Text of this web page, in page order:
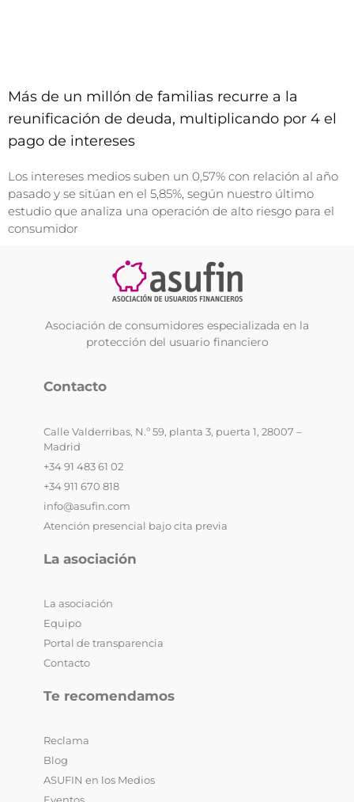
Más de un millón de familias recurre a la
reunificación de deuda, multiplicando por 4 el
pago de intereses
Los intereses medios suben un 0,57% con relación al año
pasado y se sitúan en el 5,85%, según nuestro último
estudio que analiza una operación de alto riesgo para el
consumidor
Asociación de consumidores especializada en la
protección del usuario financiero
Contacto
Calle Valderribas, N.º 59, planta 3, puerta 1, 28007 –
Madrid
+34 91 483 61 02
+34 911 670 818
info@asufin.com
Atención presencial bajo cita previa
La asociación
La asociación
Equipo
Portal de transparencia
Contacto
Te recomendamos
Reclama
Blog
ASUFIN en los Medios